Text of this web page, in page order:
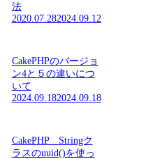
法
2020.07.282024.09.12
CakePHPのバージョ
ン4と５の違いにつ
いて
2024.09.182024.09.18
CakePHP Stringク
ラスのuuid()を使っ